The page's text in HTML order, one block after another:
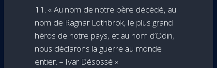
11. « Au nom de notre père décédé, au
nom de Ragnar Lothbrok, le plus grand
héros de notre pays, et au nom d’Odin,
nous déclarons la guerre au monde
entier. – Ivar Désossé »